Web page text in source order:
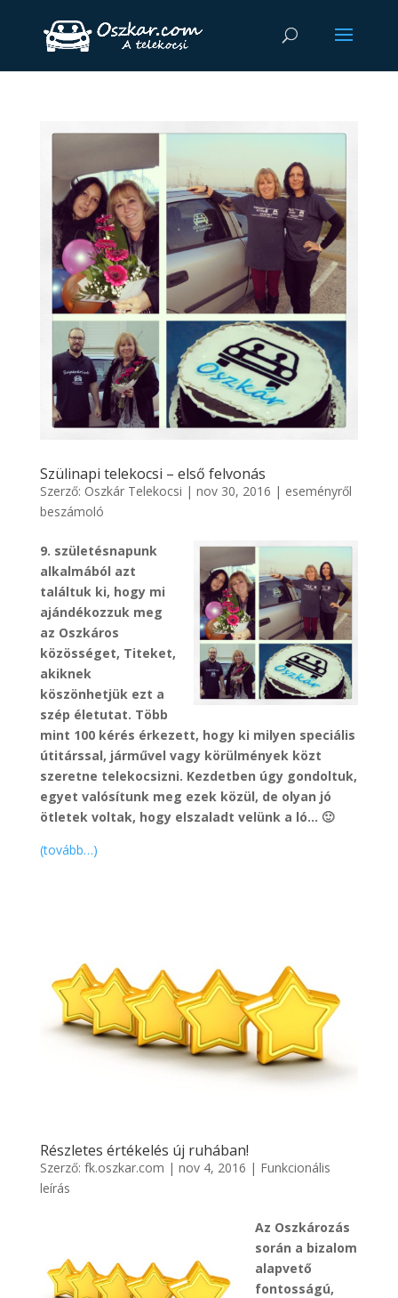
Szülinapi telekocsi – első felvonás
Szerző: Oszkár Telekocsi | nov 30, 2016 | eseményről
beszámoló
9. születésnapunk
alkalmából azt
találtuk ki, hogy mi
ajándékozzuk meg
az Oszkáros
közösséget, Titeket,
akiknek
köszönhetjük ezt a
szép életutat. Több
mint 100 kérés érkezett, hogy ki milyen speciális
útitárssal, járművel vagy körülmények közt
szeretne telekocsizni. Kezdetben úgy gondoltuk,
egyet valósítunk meg ezek közül, de olyan jó
ötletek voltak, hogy elszaladt velünk a ló… 🙂
(tovább…)
Részletes értékelés új ruhában!
Szerző: fk.oszkar.com | nov 4, 2016 | Funkcionális
leírás
Az Oszkározás
során a bizalom
alapvető
fontosságú,